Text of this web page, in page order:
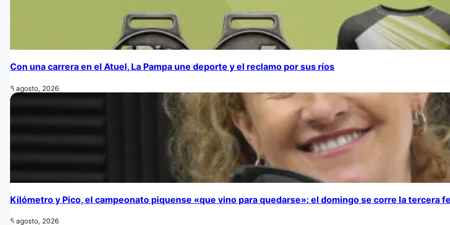
Con una carrera en el Atuel, La Pampa une deporte y el reclamo por sus ríos
6 agosto, 2026
Kilómetro y Pico, el campeonato piquense «que vino para quedarse»: el domingo se corre la tercera
5 agosto, 2026